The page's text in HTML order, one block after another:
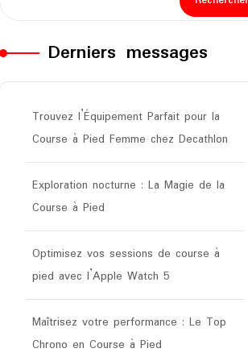
Derniers messages
Trouvez l’Équipement Parfait pour la
Course à Pied Femme chez Decathlon
Exploration nocturne : La Magie de la
Course à Pied
Optimisez vos sessions de course à
pied avec l’Apple Watch 5
Maîtrisez votre performance : Le Top
Chrono en Course à Pied